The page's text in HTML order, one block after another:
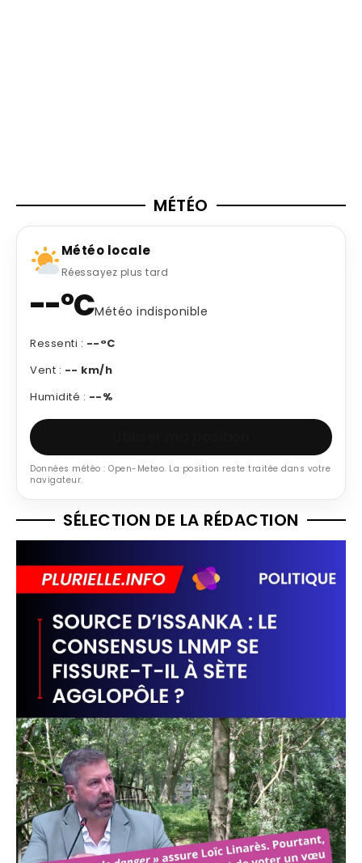
MÉTÉO
Météo locale
Réessayez plus tard
--°CMétéo indisponible
Ressenti : --°C
Vent : -- km/h
Humidité : --%
Données météo : Open-Meteo. La position reste traitée dans votre
navigateur.
SÉLECTION DE LA RÉDACTION